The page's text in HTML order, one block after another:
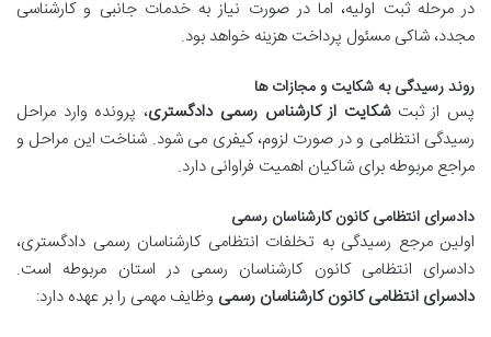
در مرحله ثبت اولیه، اما در صورت نیاز به خدمات جانبی و کارشناسی
مجدد، شاکی مسئول پرداخت هزینه خواهد بود.
روند رسیدگی به شکایت و مجازات ها
پس از ثبتشکایت از کارشناس رسمی دادگستری، پرونده وارد مراحل
رسیدگی انتظامی و در صورت لزوم، کیفری می شود. شناخت این مراحل و
مراجع مربوطه برای شاکیان اهمیت فراوانی دارد.
دادسرای انتظامی کانون کارشناسان رسمی
اولین مرجع رسیدگی به تخلفات انتظامی کارشناسان رسمی دادگستری،
دادسرای انتظامی کانون کارشناسان رسمی در استان مربوطه است.
دادسرای انتظامی کانون کارشناسان رسمی وظایف مهمی را بر عهده دارد: